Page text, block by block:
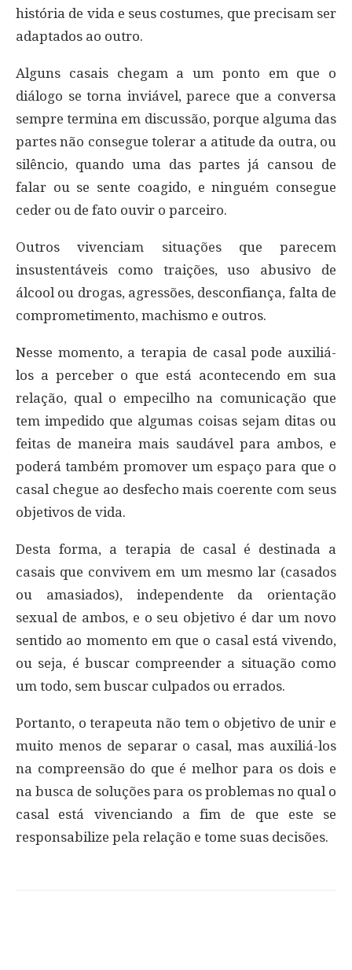
história de vida e seus costumes, que precisam ser
adaptados ao outro.
Alguns casais chegam a um ponto em que o
diálogo se torna inviável, parece que a conversa
sempre termina em discussão, porque alguma das
partes não consegue tolerar a atitude da outra, ou
silêncio, quando uma das partes já cansou de
falar ou se sente coagido, e ninguém consegue
ceder ou de fato ouvir o parceiro.
Outros vivenciam situações que parecem
insustentáveis como traições, uso abusivo de
álcool ou drogas, agressões, desconfiança, falta de
comprometimento, machismo e outros.
Nesse momento, a terapia de casal pode auxiliá-
los a perceber o que está acontecendo em sua
relação, qual o empecilho na comunicação que
tem impedido que algumas coisas sejam ditas ou
feitas de maneira mais saudável para ambos, e
poderá também promover um espaço para que o
casal chegue ao desfecho mais coerente com seus
objetivos de vida.
Desta forma, a terapia de casal é destinada a
casais que convivem em um mesmo lar (casados
ou amasiados), independente da orientação
sexual de ambos, e o seu objetivo é dar um novo
sentido ao momento em que o casal está vivendo,
ou seja, é buscar compreender a situação como
um todo, sem buscar culpados ou errados.
Portanto, o terapeuta não tem o objetivo de unir e
muito menos de separar o casal, mas auxiliá-los
na compreensão do que é melhor para os dois e
na busca de soluções para os problemas no qual o
casal está vivenciando a fim de que este se
responsabilize pela relação e tome suas decisões.